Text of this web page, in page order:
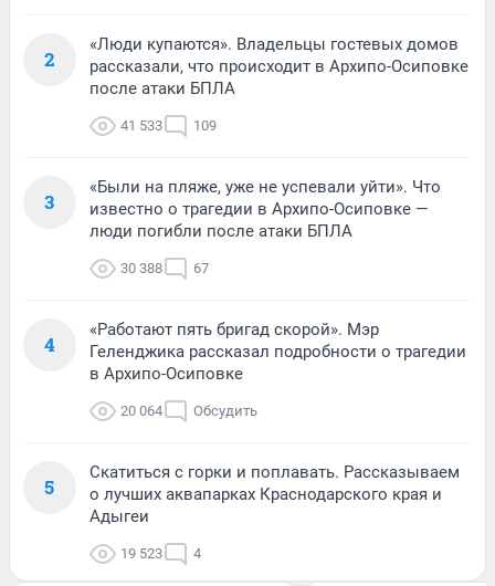
2
«Люди купаются». Владельцы гостевых домов
рассказали, что происходит в Архипо-Осиповке
после атаки БПЛА
41 533 109
3
«Были на пляже, уже не успевали уйти». Что
известно о трагедии в Архипо-Осиповке —
люди погибли после атаки БПЛА
30 388 67
4
«Работают пять бригад скорой». Мэр
Геленджика рассказал подробности о трагедии
в Архипо-Осиповке
20 064 Обсудить
5
Скатиться с горки и поплавать. Рассказываем
о лучших аквапарках Краснодарского края и
Адыгеи
19 523 4